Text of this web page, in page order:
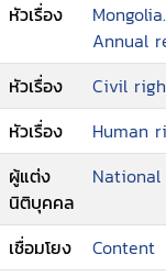
หัวเรื่อง
Annual
หัวเรื่อง
Civil
หัวเรื่อง
Human
ผู้แต่ง
นิติบุคคล
National
เชื่อมโยง Content